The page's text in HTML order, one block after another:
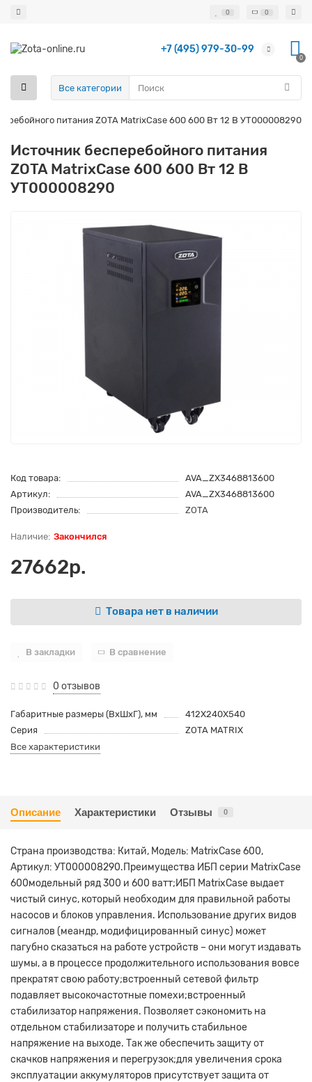
0 0
+7 (495) 979-30-99
0
Все категории
питания ZOTA MatrixCase 600 600 Вт 12 В УТ000008290
Источник бесперебойного питания
ZOTA MatrixCase 600 600 Вт 12 В
УТ000008290
Код товара:
AVA_ZX3468813600
Артикул:
AVA_ZX3468813600
Производитель:
ZOTA
Закончился
27662р.
Товара нет в наличии
В закладки В сравнение
0 отзывов
Габаритные размеры (ВхШхГ), мм
412X240X540
Серия
ZOTA MATRIX
Все характеристики
Описание Характеристики Отзывы 0
Страна производства: Китай, Модель: MatrixCase 600,
Артикул: УТ000008290.Преимущества ИБП серии MatrixCase
600модельный ряд 300 и 600 ватт;ИБП MatrixCase выдает
чистый синус, который необходим для правильной работы
насосов и блоков управления. Использование других видов
сигналов (меандр, модифицированный синус) может
пагубно сказаться на работе устройств – они могут издавать
шумы, а в процессе продолжительного использования вовсе
прекратят свою работу;встроенный сетевой фильтр
подавляет высокочастотные помехи;встроенный
стабилизатор напряжения. Позволяет сэкономить на
отдельном стабилизаторе и получить стабильное
напряжение на выходе. Так же обеспечить защиту от
скачков напряжения и перегрузок;для увеличения срока
эксплуатации аккумуляторов присутствует защита от